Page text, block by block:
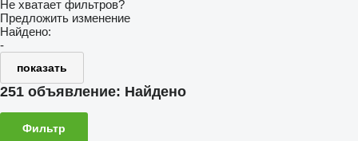
Не хватает фильтров?
Предложить изменение
Найдено:
-
показать
251 объявление: Найдено
Фильтр